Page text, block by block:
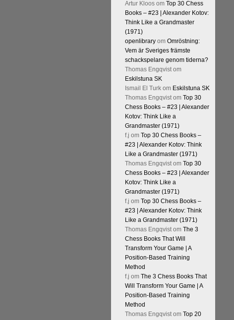
Artur Kloosom Top 30 Chess
Books – #23 | Alexander Kotov:
Think Like a Grandmaster
(1971)
openlibraryom Omröstning:
Vem är Sveriges främste
schackspelare genom tiderna?
Thomas Engqvistom
Eskilstuna SK
Ismail El Turkom Eskilstuna SK
Thomas Engqvistom Top 30
Chess Books – #23 | Alexander
Kotov: Think Like a
Grandmaster (1971)
f.j om Top 30 Chess Books –
#23 | Alexander Kotov: Think
Like a Grandmaster (1971)
Thomas Engqvistom Top 30
Chess Books – #23 | Alexander
Kotov: Think Like a
Grandmaster (1971)
f.j om Top 30 Chess Books –
#23 | Alexander Kotov: Think
Like a Grandmaster (1971)
Thomas Engqvistom The 3
Chess Books That Will
Transform Your Game | A
Position-Based Training
Method
f.j om The 3 Chess Books That
Will Transform Your Game | A
Position-Based Training
Method
Thomas Engqvistom Top 20